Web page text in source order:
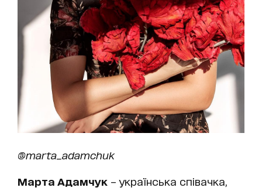
@marta_adamchuk
Марта Адамчук – українська співачка,